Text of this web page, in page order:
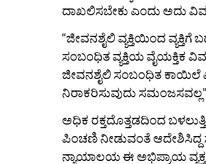
ದಾಖಲಿಸಬೇಕು ಎಂದು ಅದು
“ಜೀವನಶೈಲಿ ವ್ಯಕ್ತಿಯಿಂದ
ಸಂಬಂಧಿತ ವ್ಯಕ್ತಿಯ ವೈಯಕ್ತಿಕ
ಜೀವನಶೈಲಿ ಸಂಬಂಧಿತ ಕಾಯಿಲೆ
ನಿರಾಕರಿಸುವುದು
ಅಧಿಕ ರಕ್ತದೊತ್ತಡದಿಂದ
ಪಿಂಚಣಿ ನೀಡುವಂತೆ ಆದೇಶಿಸಿದ್ದ
ನ್ಯಾಯಾಲಯ ಈ ಅಭಿಪ್ರಾಯ